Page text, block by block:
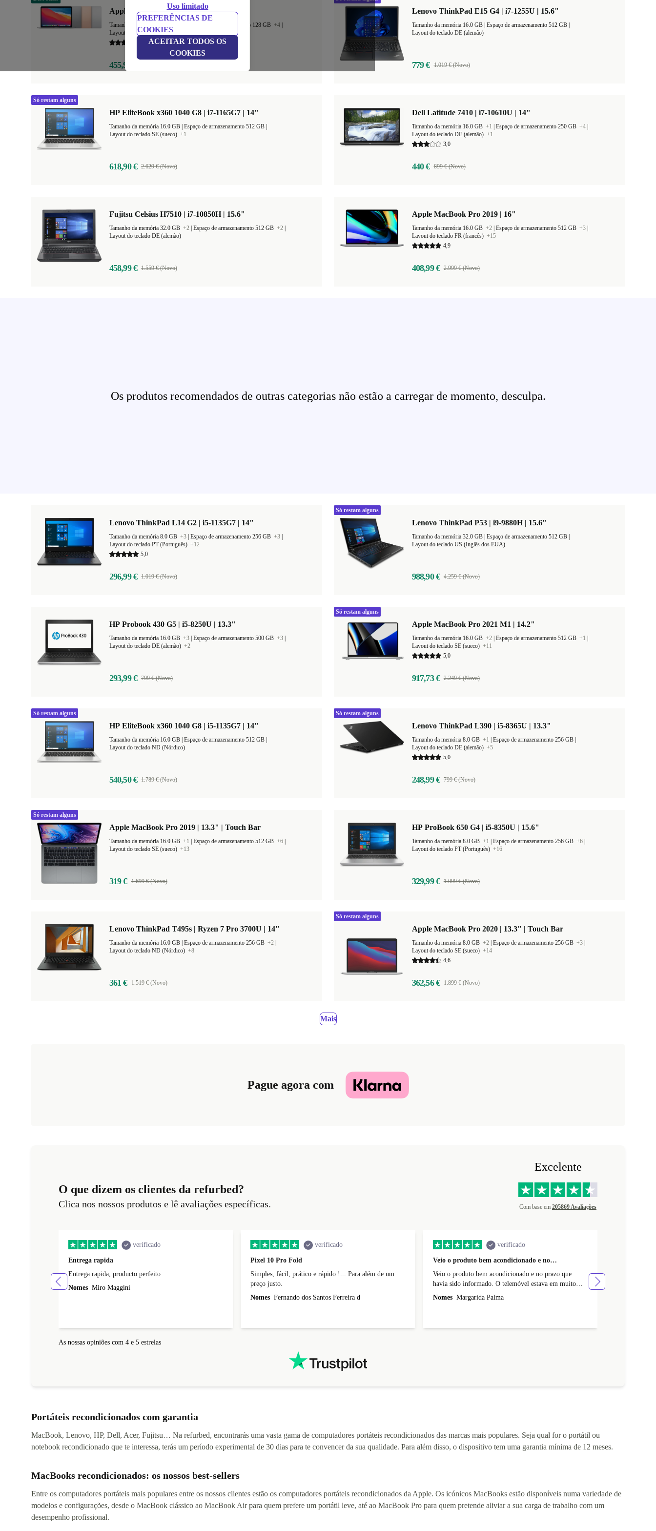
Uso limitado
PREFERÊNCIAS DE
COOKIES
ACEITAR TODOS OS
COOKIES
Apple MacBook Air 2020 | 13.3" | M1
Tamanho da memória 8.0 GB Espaço de armazenamento 128 GB +4
Layout do teclado PT (Português)
455,99 €
Lenovo ThinkPad E15 G4 | i7-1255U | 15.6"
Layout do teclado DE (alemão)
779 € 1.019 € (Novo)
HP EliteBook x360 1040 G8 | i7-1165G7 | 14"
Layout do teclado SE (sueco) +1
618,90 € 2.629 € (Novo)
Só restam alguns
Dell Latitude 7410 | i7-10610U | 14"
Tamanho da memória 16.0 GB +1 Espaço de armazenamento 250 GB +4
Layout do teclado DE (alemão) +1
3,0
440 € 899 € (Novo)
Fujitsu Celsius H7510 | i7-10850H | 15.6"
Tamanho da memória 32.0 GB +2 Espaço de armazenamento 512 GB +2
Layout do teclado DE (alemão)
458,99 € 1.559 € (Novo)
Apple MacBook Pro 2019 | 16"
Tamanho da memória 16.0 GB +2 Espaço de armazenamento 512 GB +3
Layout do teclado FR (francês) +15
4,9
408,99 € 2.999 € (Novo)
Os produtos recomendados de outras categorias não estão a carregar de momento, desculpa.
Lenovo ThinkPad L14 G2 | i5-1135G7 | 14"
Tamanho da memória 8.0 GB +3 Espaço de armazenamento 256 GB +3
Layout do teclado PT (Português) +12
5,0
296,99 € 1.019 € (Novo)
Lenovo ThinkPad P53 | i9-9880H | 15.6"
Layout do teclado US (Inglês dos EUA)
988,90 € 4.259 € (Novo)
Só restam alguns
HP Probook 430 G5 | i5-8250U | 13.3"
Tamanho da memória 16.0 GB +3 Espaço de armazenamento 500 GB +3
Layout do teclado DE (alemão) +2
293,99 € 799 € (Novo)
Apple MacBook Pro 2021 M1 | 14.2"
Tamanho da memória 16.0 GB +2 Espaço de armazenamento 512 GB +1
Layout do teclado SE (sueco) +11
5,0
917,73 € 2.249 € (Novo)
Só restam alguns
HP EliteBook x360 1040 G8 | i5-1135G7 | 14"
Layout do teclado ND (Nórdico)
540,50 € 1.789 € (Novo)
Só restam alguns
Lenovo ThinkPad L390 | i5-8365U | 13.3"
Tamanho da memória 8.0 GB +1
Layout do teclado DE (alemão) +5
5,0
248,99 € 799 € (Novo)
Só restam alguns
Apple MacBook Pro 2019 | 13.3" | Touch Bar
Tamanho da memória 16.0 GB +1 Espaço de armazenamento 512 GB +6
Layout do teclado SE (sueco) +13
319 € 1.699 € (Novo)
Só restam alguns
HP ProBook 650 G4 | i5-8350U | 15.6"
Tamanho da memória 8.0 GB +1 Espaço de armazenamento 256 GB +6
Layout do teclado PT (Português) +16
329,99 € 1.099 € (Novo)
Lenovo ThinkPad T495s | Ryzen 7 Pro 3700U | 14"
Espaço de armazenamento 256 GB +2
Layout do teclado ND (Nórdico) +8
361 € 1.519 € (Novo)
Apple MacBook Pro 2020 | 13.3" | Touch Bar
Tamanho da memória 8.0 GB +2 Espaço de armazenamento 256 GB +3
Layout do teclado SE (sueco) +14
4,6
362,56 € 1.899 € (Novo)
Só restam alguns
Mais
Pague agora com
O que dizem os clientes da refurbed?
Clica nos nossos produtos e lê avaliações específicas.
Excelente
Com base em 205869 Avaliações
verificado
Entrega rapida
Entrega rapida, producto perfeito
Nomes Miro Maggini
verificado
Pixel 10 Pro Fold
Simples, fácil, prático e rápido !... Para além de um
preço justo.
Nomes Fernando dos Santos Ferreira d
verificado
Veio o produto bem acondicionado e no…
Veio o produto bem acondicionado e no prazo que
havia sido informado. O telemóvel estava em muito
boas condiçoes. Quando o encomendei nao percebi que
Nomes Margarida Palma
As nossas opiniões com 4 e 5 estrelas
Portáteis recondicionados com garantia
MacBook, Lenovo, HP, Dell, Acer, Fujitsu… Na refurbed, encontrarás uma vasta gama de computadores portáteis recondicionados das marcas mais populares. Seja qual for o portátil ou
notebook recondicionado que te interessa, terás um período experimental de 30 dias para te convencer da sua qualidade. Para além disso, o dispositivo tem uma garantia mínima de 12 meses.
MacBooks recondicionados: os nossos best-sellers
Entre os computadores portáteis mais populares entre os nossos clientes estão os computadores portáteis recondicionados da Apple. Os icónicos MacBooks estão disponíveis numa variedade de
modelos e configurações, desde o MacBook clássico ao MacBook Air para quem prefere um portátil leve, até ao MacBook Pro para quem pretende aliviar a sua carga de trabalho com um
desempenho profissional.